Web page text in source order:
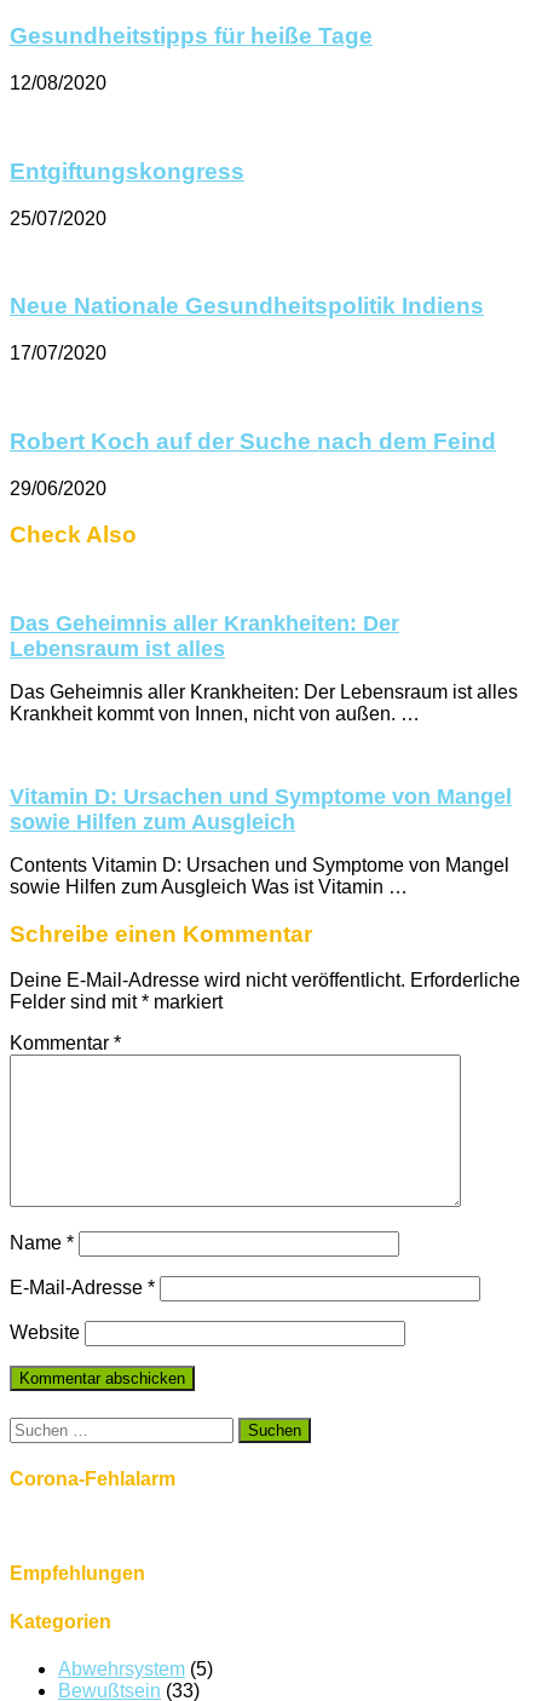
Gesundheitstipps für heiße Tage
12/08/2020
Entgiftungskongress
25/07/2020
Neue Nationale Gesundheitspolitik Indiens
17/07/2020
Robert Koch auf der Suche nach dem Feind
29/06/2020
Check Also
Das Geheimnis aller Krankheiten: Der
Lebensraum ist alles
Das Geheimnis aller Krankheiten: Der Lebensraum ist alles
Krankheit kommt von Innen, nicht von außen. …
Vitamin D: Ursachen und Symptome von Mangel
sowie Hilfen zum Ausgleich
Contents Vitamin D: Ursachen und Symptome von Mangel
sowie Hilfen zum Ausgleich Was ist Vitamin …
Schreibe einen Kommentar
Deine E-Mail-Adresse wird nicht veröffentlicht. Erforderliche
Felder sind mit* markiert
Kommentar *
Name *
E-Mail-Adresse *
Website
Suchen
nach:
Corona-Fehlalarm
Empfehlungen
Kategorien
Abwehrsystem (5)
Bewußtsein (33)